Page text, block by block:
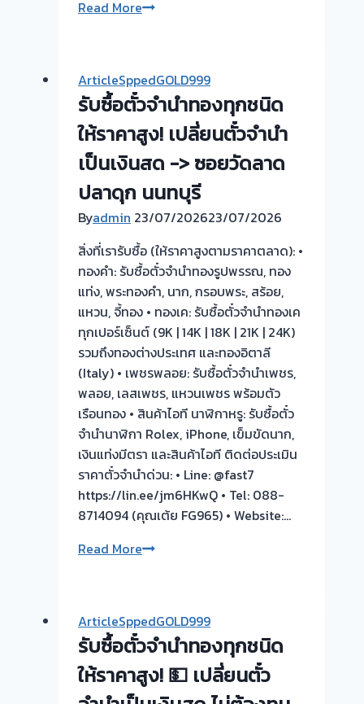
นัด
ลูกค้า
สะดวก
จ่าย
เงิน
ทันที
หลัง
ไถ่ถอน
ต้อง
รอ
รับ
ซื้อ
ตั๋ว
จำนำ
ทอง
Read More🔶
จำนำ
ทอง
💰
✔️ไถ่ถอน
รวดเร็ว
📌
พร้อม
เงินสด
ทันที✅
เชื่อ
ถือ
ได้
📲
ประเมิน
ฟรี
รับ
ซื้อ
ตั๋ว
จำนำ
ทอง-
บางซื่อ
ArticleSppedGOLD999
รับซื้อตั๋วจำนำทองทุกชนิด
ให้ราคาสูง! เปลี่ยนตั๋วจำนำ
เป็นเงินสด -> ซอยวัดลาด
ปลาดุก นนทบุรี
Byadmin 23/07/202623/07/2026
สิ่งที่เรารับซื้อ (ให้ราคาสูงตามราคาตลาด): •
ทองคำ: รับซื้อตั๋วจำนำทองรูปพรรณ, ทอง
แท่ง, พระทองคำ, นาก, กรอบพระ, สร้อย,
แหวน, จี้ทอง • ทองเค: รับซื้อตั๋วจำนำทองเค
ทุกเปอร์เซ็นต์ (9K | 14K | 18K | 21K | 24K)
รวมถึงทองต่างประเทศ และทองอิตาลี
(Italy) • เพชรพลอย: รับซื้อตั๋วจำนำเพชร,
พลอย, เลสเพชร, แหวนเพชร พร้อมตัว
เรือนทอง • สินค้าไอที นาฬิกาหรู: รับซื้อตั๋ว
จำนำนาฬิกา Rolex, iPhone, เข็มขัดนาก,
เงินแท่งมีตรา และสินค้าไอที ติดต่อประเมิน
ราคาตั๋วจำนำด่วน: • Line: @fast7
https://lin.ee/jm6HKwQ • Tel: 088-
8714094 (คุณเต้ย FG965) • Website:…
Read Moreรับ
ทอง
ทุก
ชนิด
ให้
ArticleSppedGOLD999
รับซื้อตั๋วจำนำทองทุกชนิด
ให้ราคาสูง! 💵 เปลี่ยนตั๋ว